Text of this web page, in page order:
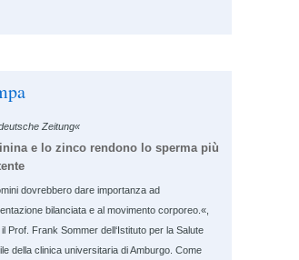
Zeitung«
e lo zinco rendono lo sperma più
dovrebbero dare importanza ad
bilanciata e al movimento corporeo.«,
Prof. Frank Sommer dell‘Istituto per la Salute
della clinica universitaria di Amburgo. Come